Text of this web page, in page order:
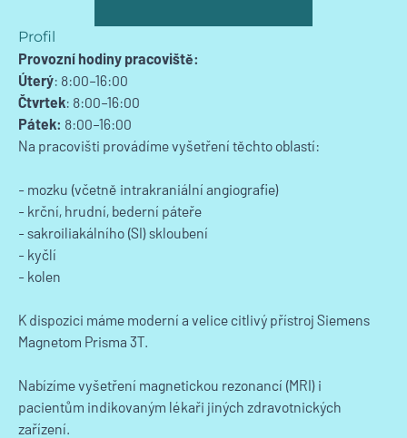
Profil
Provozní hodiny pracoviště:
Úterý: 8:00–16:00
Čtvrtek: 8:00–16:00
Pátek: 8:00–16:00
Na pracovišti provádíme vyšetření těchto oblastí:
- mozku (včetně intrakraniální angiografie)
- krční, hrudní, bederní páteře
- sakroiliakálního (SI) skloubení
- kyčlí
- kolen
K dispozici máme moderní a velice citlivý přístroj Siemens
Magnetom Prisma 3T.
Nabízíme vyšetření magnetickou rezonancí (MRI) i
pacientům indikovaným lékaři jiných zdravotnických
zařízení.